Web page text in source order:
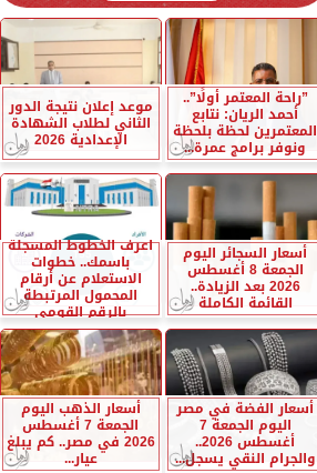
”راحة المعتمر أولًا”..
أحمد الريان: نتابع
المعتمرين لحظة بلحظة
ونوفر برامج عمرة...
موعد إعلان نتيجة الدور
الثاني لطلاب الشهادة
الإعدادية 2026
أسعار السجائر اليوم
الجمعة 8 أغسطس
2026 بعد الزيادة..
القائمة الكاملة
اعرف الخطوط المسجلة
باسمك.. خطوات
الاستعلام عن أرقام
المحمول المرتبطة
بالرقم القومي
أسعار الفضة في مصر
اليوم الجمعة 7
أغسطس 2026..
والجرام النقي يسجل...
أسعار الذهب اليوم
الجمعة 7 أغسطس
2026 في مصر.. كم يبلغ
عيار...